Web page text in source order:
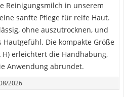
Reinigungsmilch in unserem
sanfte Pflege für reife Haut.
ohne auszutrocknen, und
Die kompakte Größe
H) erleichtert die Handhabung,
Anwendung abrundet.
2026